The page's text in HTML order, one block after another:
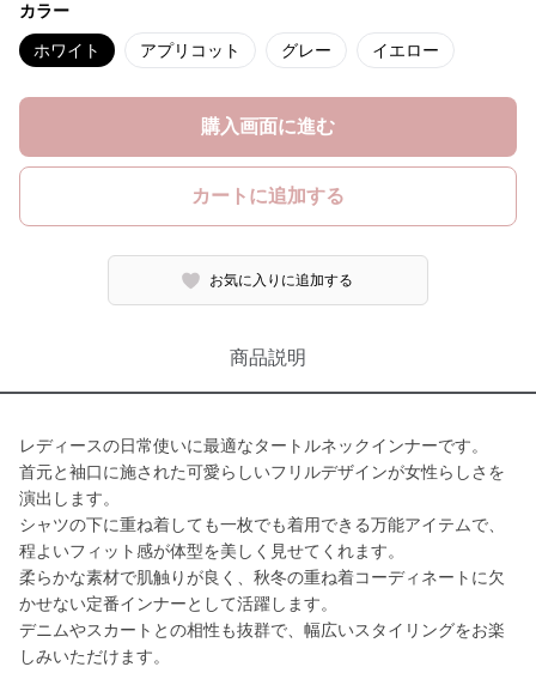
カラー
ホワイト アプリコット グレー イエロー
購入画面に進む
カートに追加する
お気に入りに追加する
商品説明
レディースの日常使いに最適なタートルネックインナーです。
首元と袖口に施された可愛らしいフリルデザインが女性らしさを
演出します。
シャツの下に重ね着しても一枚でも着用できる万能アイテムで、
程よいフィット感が体型を美しく見せてくれます。
柔らかな素材で肌触りが良く、秋冬の重ね着コーディネートに欠
かせない定番インナーとして活躍します。
デニムやスカートとの相性も抜群で、幅広いスタイリングをお楽
しみいただけます。